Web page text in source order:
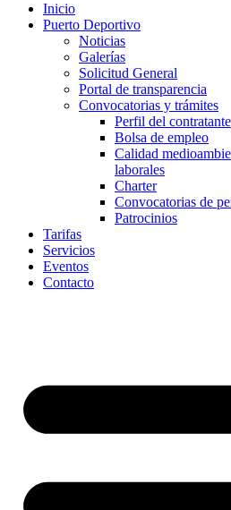
Inicio
Puerto Deportivo
Noticias
Galerías
Solicitud General
Portal de transparencia
Convocatorias y trámites
Perfil del contratante
Bolsa de empleo
Calidad
laborales
Charter
Convocatorias de
Patrocinios
Tarifas
Servicios
Eventos
Contacto